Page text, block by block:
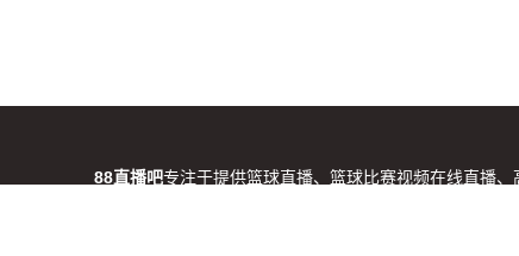
88直播吧专注于提供篮球直播、篮球比赛视频在线直播